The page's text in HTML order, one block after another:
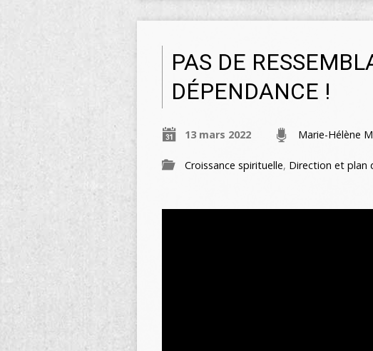
PAS DE
DÉPENDANCE !
13 mars 2022 Marie-Hélène
Croissance spirituelle, Direction et plan